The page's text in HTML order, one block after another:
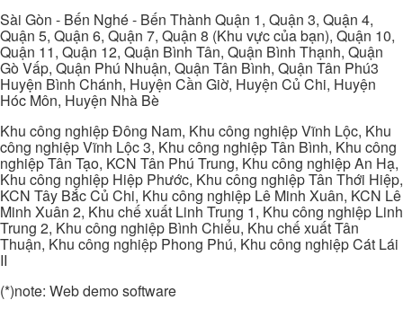
Sài Gòn - Bến Nghé - Bến Thành Quận 1, Quận 3, Quận 4,
Quận 5, Quận 6, Quận 7, Quận 8 (Khu vực của bạn), Quận 10,
Quận 11, Quận 12, Quận Bình Tân, Quận Bình Thạnh, Quận
Gò Vấp, Quận Phú Nhuận, Quận Tân Bình, Quận Tân Phú3
Huyện Bình Chánh, Huyện Cần Giờ, Huyện Củ Chi, Huyện
Hóc Môn, Huyện Nhà Bè
Khu công nghiệp Đông Nam, Khu công nghiệp Vĩnh Lộc, Khu
công nghiệp Vĩnh Lộc 3, Khu công nghiệp Tân Bình, Khu công
nghiệp Tân Tạo, KCN Tân Phú Trung, Khu công nghiệp An Hạ,
Khu công nghiệp Hiệp Phước, Khu công nghiệp Tân Thới Hiệp,
KCN Tây Bắc Củ Chi, Khu công nghiệp Lê Minh Xuân, KCN Lê
Minh Xuân 2, Khu chế xuất Linh Trung 1, Khu công nghiệp Linh
Trung 2, Khu công nghiệp Bình Chiểu, Khu chế xuất Tân
Thuận, Khu công nghiệp Phong Phú, Khu công nghiệp Cát Lái
II
(*)note: Web demo software